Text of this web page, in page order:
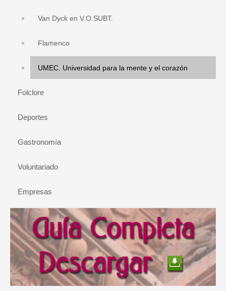
Van Dyck en V.O.SUBT.
Flamenco
UMEC. Universidad para la mente y el corazón
Folclore
Deportes
Gastronomía
Voluntariado
Empresas